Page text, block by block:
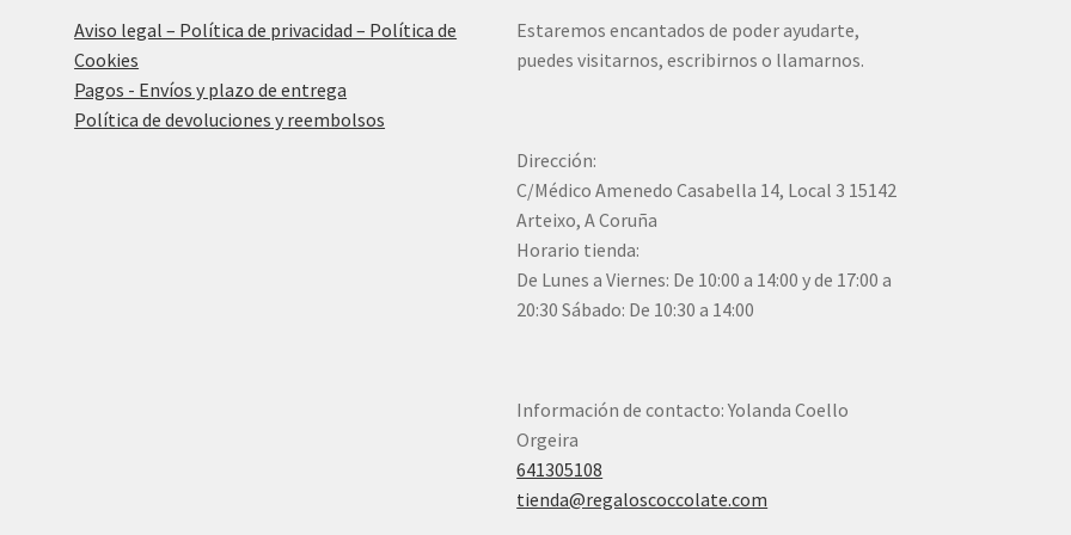
Aviso legal – Política de privacidad – Política de
Cookies
Pagos - Envíos y plazo de entrega
Política de devoluciones y reembolsos
Estaremos encantados de poder ayudarte,
puedes visitarnos, escribirnos o llamarnos.
Dirección:
C/Médico Amenedo Casabella 14, Local 3 15142
Arteixo, A Coruña
Horario tienda:
De Lunes a Viernes: De 10:00 a 14:00 y de 17:00 a
20:30 Sábado: De 10:30 a 14:00
Información de contacto: Yolanda Coello
Orgeira
641305108
tienda@regaloscoccolate.com